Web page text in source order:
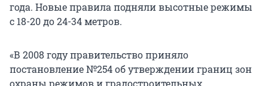
года. Новые правила подняли высотные режимы
с 18-20 до 24-34 метров.
«В 2008 году правительство приняло
постановление №254 об утверждении границ зон
охраны режимов и градостроительных